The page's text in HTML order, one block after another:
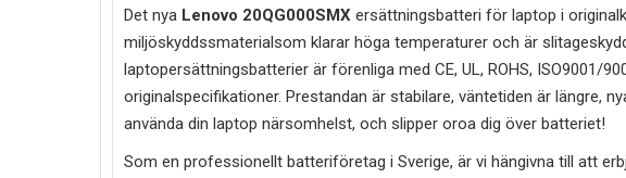
Det nya Lenovo 20QG000SMX ersättningsbatteri för laptop i
miljöskyddssmaterialsom klarar höga temperaturer och är
laptopersättningsbatterier är förenliga med CE, UL, ROHS, ISO9001/
originalspecifikationer. Prestandan är stabilare, väntetiden är längre,
använda din laptop närsomhelst, och slipper oroa dig över batteriet!
Som en professionellt batteriföretag i Sverige, är vi hängivna till att